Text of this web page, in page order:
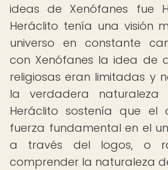
ideas de Xenófanes fue
Heráclito tenía una visión
universo en constante
con Xenófanes la idea de
religiosas eran limitadas y
la verdadera
Heráclito sostenía que el
fuerza fundamental en el
a través del logos, o
comprender la naturaleza